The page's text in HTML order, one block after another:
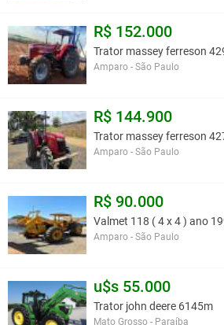
R$ 152.000
Trator massey ferreson
Amparo - São Paulo
R$ 144.900
Trator massey ferreson
Amparo - São Paulo
R$ 90.000
Valmet 118 ( 4 x 4 ) ano
Amparo - São Paulo
u$s 55.000
Trator john deere 6145m
Mato Grosso - Paraíba